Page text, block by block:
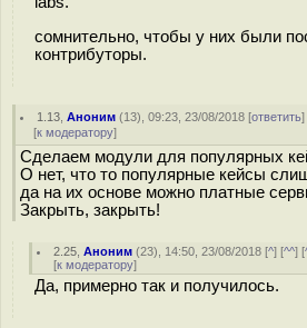
сомнительно, чтобы у них были
контрибуторы.
1.13 ,Аноним (13), 09:23, 23/08/2018 [ответить]
[к модератору]
Сделаем модули для популярных
О нет, что то популярные кейсы
да на их основе можно платные
Закрыть, закрыть!
2.25 ,Аноним (23), 14:50, 23/08/2018 [^] [^^] [
[к модератору]
Да, примерно так и получилось.